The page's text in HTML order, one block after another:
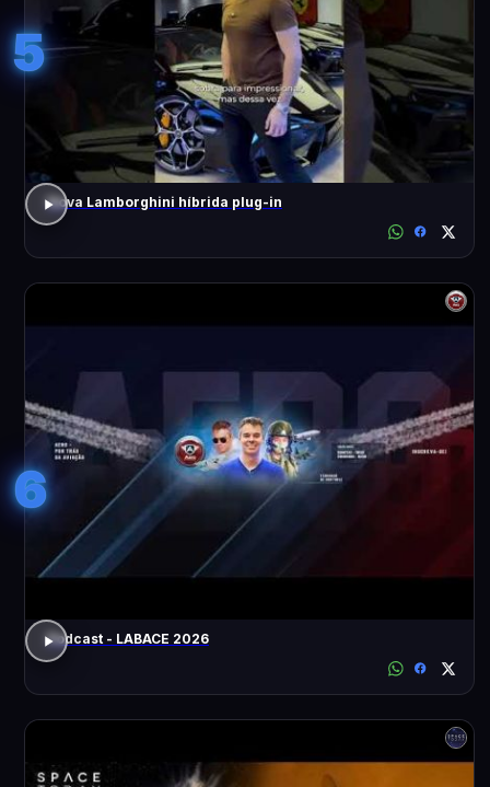
5
Nova Lamborghini híbrida plug-in
6
Podcast - LABACE 2026